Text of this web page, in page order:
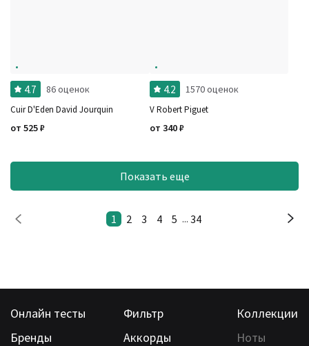
4.7 86 оценок
Cuir D'Eden David Jourquin
от 525₽
4.2 1570 оценок
V Robert Piguet
от 340₽
Показать еще
1 2 3 4 5 ... 34
Онлайн тесты Фильтр
Коллекции
Бренды
Аккорды
Ноты